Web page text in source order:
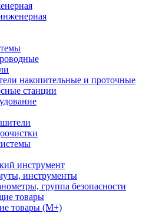
накопительные и проточные
станции
инструмент
инструменты
группа безопасности
товары
товары (М+)